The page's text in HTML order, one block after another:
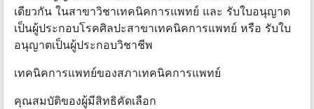
เดียวกัน ในสาขาวิชาเทคนิคการแพทย์ และ รับใบอนุญาต
เป็นผู้ประกอบโรคศิลปะสาขาเทคนิคการแพทย์ หรือ รับใบ
อนุญาตเป็นผู้ประกอบวิชาชีพ
เทคนิคการแพทย์ของสภาเทคนิคการแพทย์
คุณสมบัติของผู้มีสิทธิคัดเลือก